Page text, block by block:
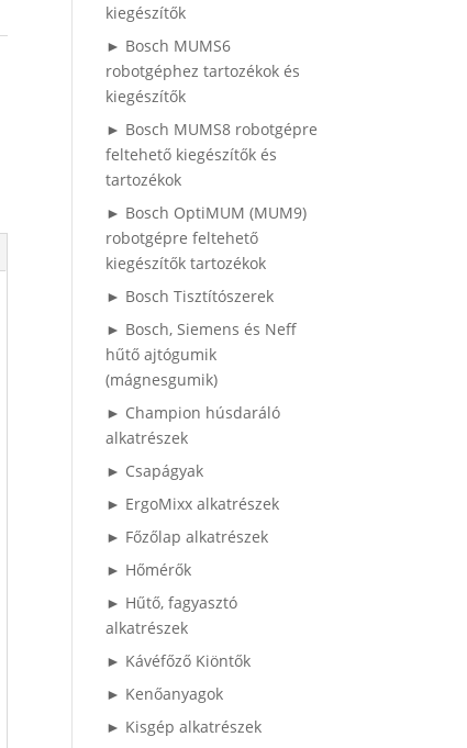
kiegészítők
► Bosch MUMS6
robotgéphez tartozékok és
kiegészítők
► Bosch MUMS8 robotgépre
feltehető kiegészítők és
tartozékok
► Bosch OptiMUM (MUM9)
robotgépre feltehető
kiegészítők tartozékok
► Bosch Tisztítószerek
► Bosch, Siemens és Neff
hűtő ajtógumik
(mágnesgumik)
► Champion húsdaráló
alkatrészek
► Csapágyak
► ErgoMixx alkatrészek
► Főzőlap alkatrészek
► Hőmérők
► Hűtő, fagyasztó
alkatrészek
► Kávéfőző Kiöntők
► Kenőanyagok
► Kisgép alkatrészek